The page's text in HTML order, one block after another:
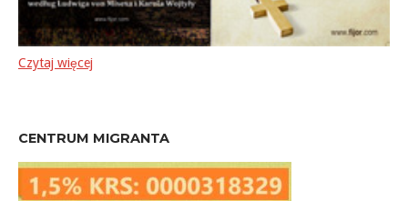
Czytaj więcej
CENTRUM MIGRANTA